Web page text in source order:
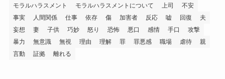
モラルハラスメント
モラルハラスメントについて 上司
不安
事実
人間関係 仕事 依存 傷 加害者 反応 嘘 回復
夫
妄想
妻 子供 巧妙 怒り 恐怖 悪口 感情 手口
攻撃
暴力
無意識 無視 理由 理解 罪 罪悪感 職場 虐待
親
言動
証拠 離れる